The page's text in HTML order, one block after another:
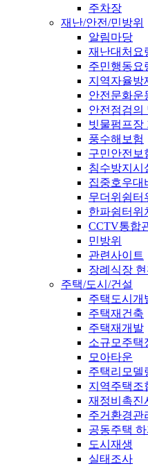
주차장
재난/안전/민방위
알림마당
재난대처요
주민행동요
지역자율방
안전문화운
안전점검의
빗물펌프장
풍수해보험
구민안전보
침수방지시
집중호우대
무더위쉼터
한파쉼터위
CCTV통합
민방위
관련사이트
장례식장
주택/도시/건설
주택도시개
주택재건축
주택재개발
소규모주택
모아타운
주택리모델
지역주택조
재정비촉진
주거환경관
공동주택
도시재생
실태조사